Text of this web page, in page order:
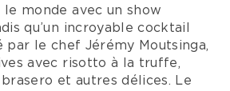
monde avec un show
qu’un incroyable cocktail
par le chef Jérémy Moutsinga,
avec risotto à la truffe,
et autres délices. Le